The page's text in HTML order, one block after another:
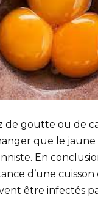
de goutte ou de
que le jaune
En
d’une
être infectés